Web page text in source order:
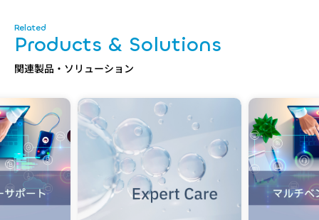
Products & Solutions
関連製品・ソリューション